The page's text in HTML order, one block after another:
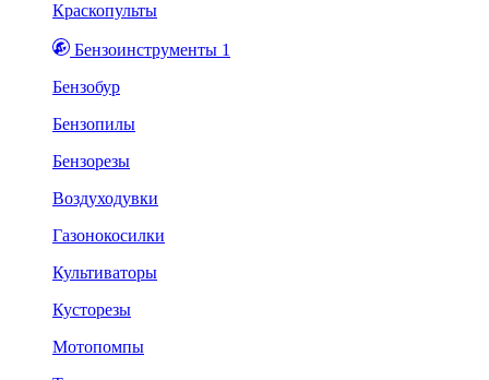
Краскопульты
Бензоинструменты 1
Бензобур
Бензопилы
Бензорезы
Воздуходувки
Газонокосилки
Культиваторы
Кусторезы
Мотопомпы